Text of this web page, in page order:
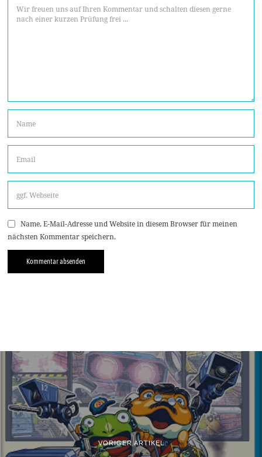
Name, E-Mail-Adresse und Website in diesem Browser für meinen
nächsten Kommentar speichern.
VORIGER ARTIKEL